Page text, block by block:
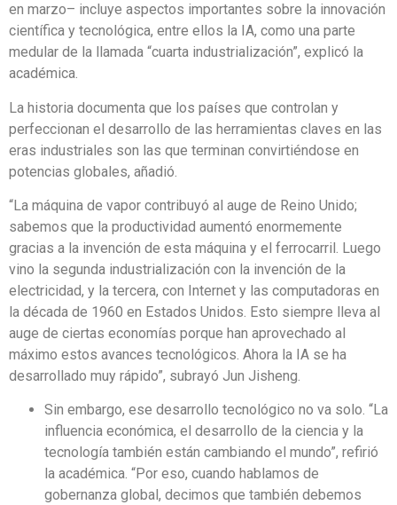
en marzo– incluye aspectos importantes sobre la innovación
científica y tecnológica, entre ellos la IA, como una parte
medular de la llamada “cuarta industrialización”, explicó la
académica.
La historia documenta que los países que controlan y
perfeccionan el desarrollo de las herramientas claves en las
eras industriales son las que terminan convirtiéndose en
potencias globales, añadió.
“La máquina de vapor contribuyó al auge de Reino Unido;
sabemos que la productividad aumentó enormemente
gracias a la invención de esta máquina y el ferrocarril. Luego
vino la segunda industrialización con la invención de la
electricidad, y la tercera, con Internet y las computadoras en
la década de 1960 en Estados Unidos. Esto siempre lleva al
auge de ciertas economías porque han aprovechado al
máximo estos avances tecnológicos. Ahora la IA se ha
desarrollado muy rápido”, subrayó Jun Jisheng.
Sin embargo, ese desarrollo tecnológico no va solo. “La
influencia económica, el desarrollo de la ciencia y la
tecnología también están cambiando el mundo”, refirió
la académica. “Por eso, cuando hablamos de
gobernanza global, decimos que también debemos